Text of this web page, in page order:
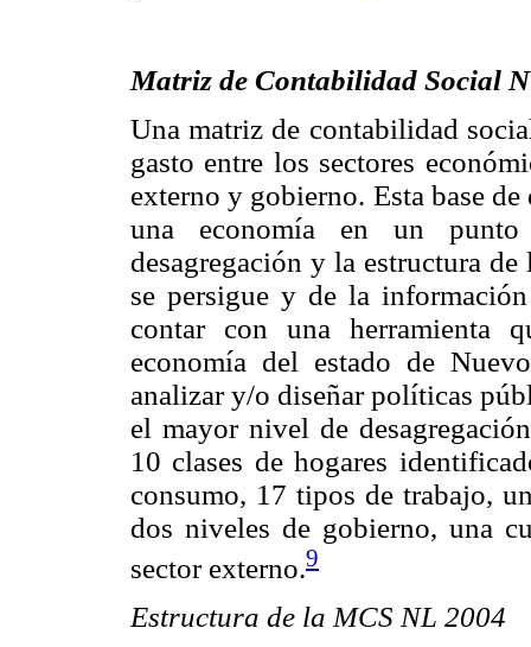
Matriz de Contabilidad Social
Una matriz de contabilidad
gasto entre los sectores
externo y gobierno. Esta base
una economía en un
desagregación y la estructura
se persigue y de la
contar con una herramienta
economía del estado de
analizar y/o diseñar políticas
el mayor nivel de
10 clases de hogares
consumo, 17 tipos de trabajo,
dos niveles de gobierno, una
sector externo.9
Estructura de la MCS NL 2004